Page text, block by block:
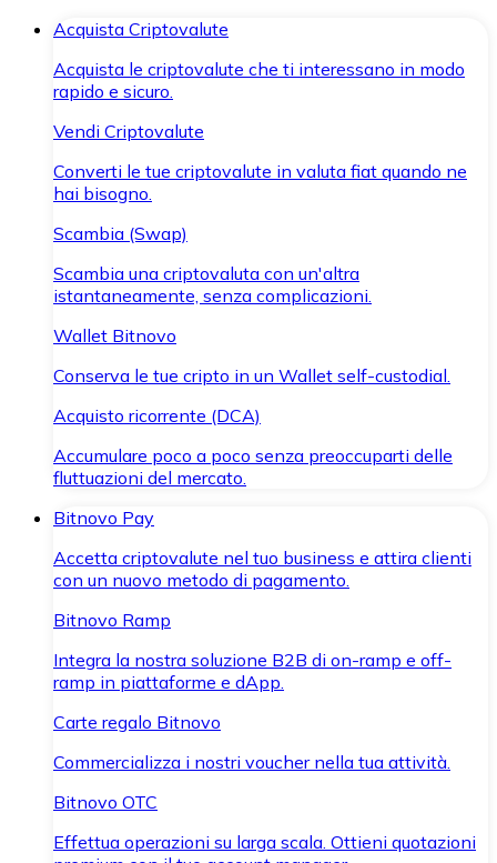
Acquista Criptovalute
Acquista le criptovalute che ti interessano in modo
rapido e sicuro.
Vendi Criptovalute
Converti le tue criptovalute in valuta fiat quando ne
hai bisogno.
Scambia (Swap)
Scambia una criptovaluta con un'altra
istantaneamente, senza complicazioni.
Wallet Bitnovo
Conserva le tue cripto in un Wallet self-custodial.
Acquisto ricorrente (DCA)
Accumulare poco a poco senza preoccuparti delle
fluttuazioni del mercato.
Bitnovo Pay
Accetta criptovalute nel tuo business e attira clienti
con un nuovo metodo di pagamento.
Bitnovo Ramp
Integra la nostra soluzione B2B di on-ramp e off-
ramp in piattaforme e dApp.
Carte regalo Bitnovo
Commercializza i nostri voucher nella tua attività.
Bitnovo OTC
Effettua operazioni su larga scala. Ottieni quotazioni